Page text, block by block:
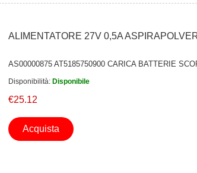
ALIMENTATORE 27V 0,5A
AS00000875 AT5185750900 CARICA BATTERIE
Disponibilità: Disponibile
€25.12
Acquista